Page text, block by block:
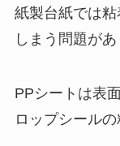
紙製台紙では
しまう問題があ
PPシートは表
ロップシール